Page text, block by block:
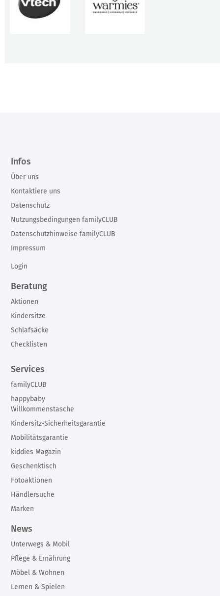
Beratung
Aktionen
Kindersitze
Schlafsäcke
Checklisten
Services
familyCLUB
happybaby
Willkommenstasche
Kindersitz-Sicherheitsgarantie
Mobilitätsgarantie
kiddies Magazin
Geschenktisch
Fotoaktionen
Händlersuche
Marken
News
Unterwegs & Mobil
Pflege & Ernährung
Möbel & Wohnen
Lernen & Spielen
Infos
Über uns
Kontaktiere uns
Datenschutz
Nutzungsbedingungen familyCLUB
Datenschutzhinweise familyCLUB
Impressum
Login